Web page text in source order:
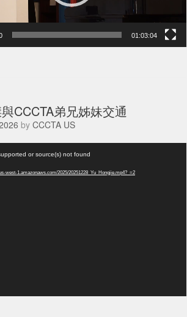
01:03:04
CCCTA弟兄姊妹交通
by CCCTA US
or source(s) not found
west-1.amazonaws.com/2025/20251228_Yu_Hongjie.mp4?_=2